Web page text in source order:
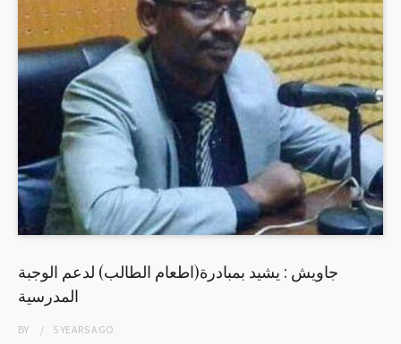
جاويش : يشيد بمبادرة(اطعام الطالب) لدعم الوجبة
المدرسية
BY 5 YEARSAGO